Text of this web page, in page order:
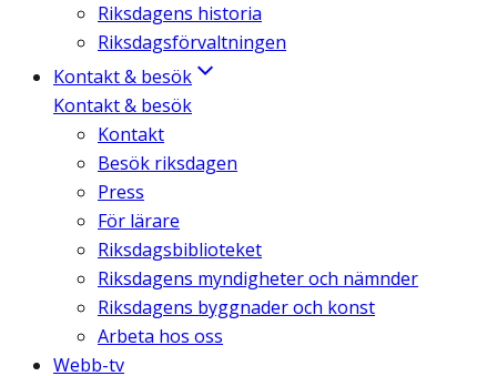
Riksdagens historia
Riksdagsförvaltningen
Kontakt & besök
Kontakt & besök
Kontakt
Besök riksdagen
Press
För lärare
Riksdagsbiblioteket
Riksdagens myndigheter och nämnder
Riksdagens byggnader och konst
Arbeta hos oss
Webb-tv